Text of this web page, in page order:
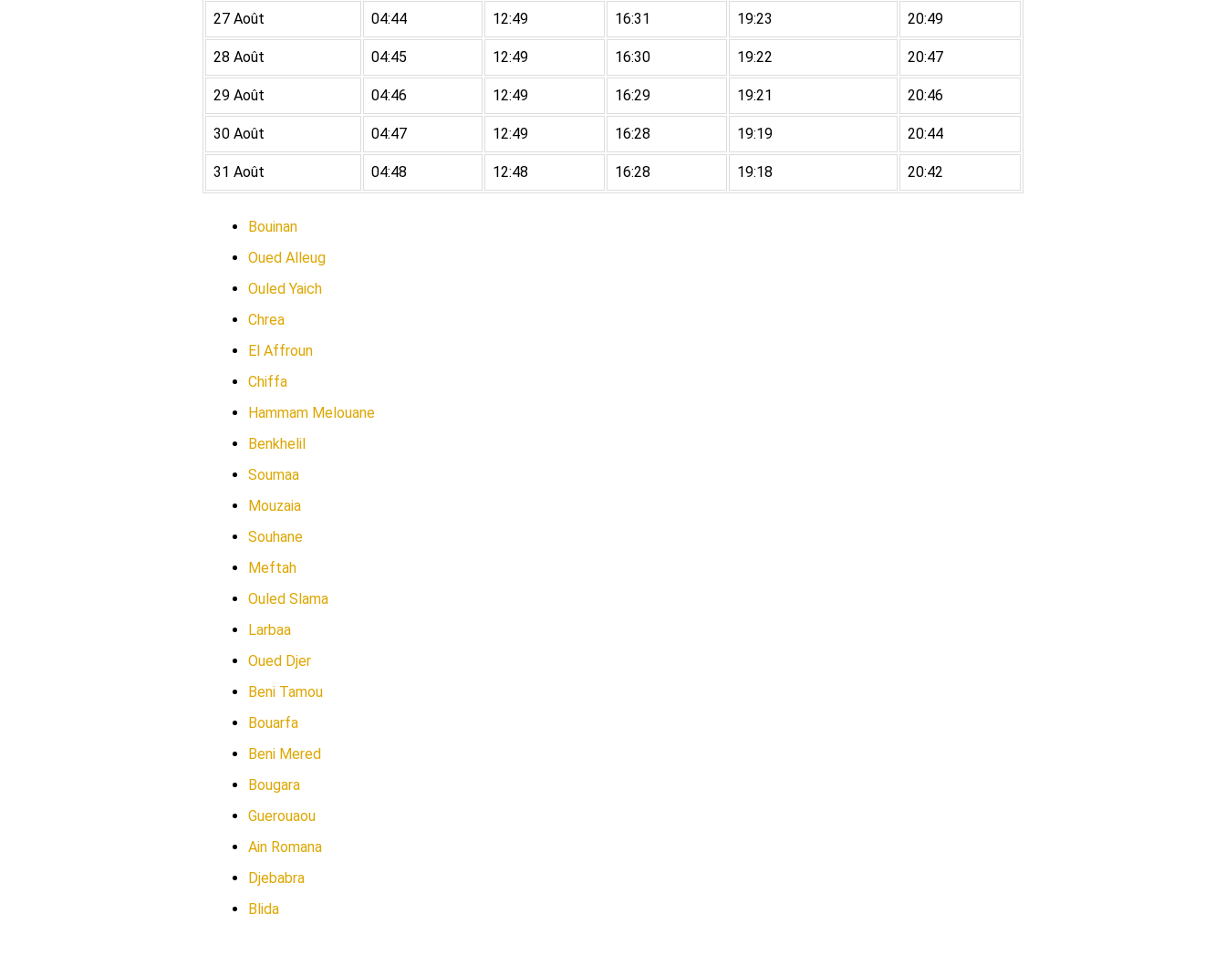
27 Août 04:44 12:49 16:31 19:23 20:49
28 Août 04:45 12:49 16:30 19:22 20:47
29 Août 04:46 12:49 16:29 19:21 20:46
30 Août 04:47 12:49 16:28 19:19 20:44
31 Août 04:48 12:48 16:28 19:18 20:42
Bouinan
Oued Alleug
Ouled Yaich
Chrea
El Affroun
Chiffa
Hammam Melouane
Benkhelil
Soumaa
Mouzaia
Souhane
Meftah
Ouled Slama
Larbaa
Oued Djer
Beni Tamou
Bouarfa
Beni Mered
Bougara
Guerouaou
Ain Romana
Djebabra
Blida